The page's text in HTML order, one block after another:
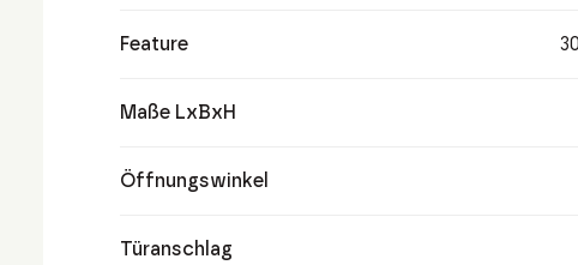
Feature
Maße LxBxH
Öffnungswinkel
Türanschlag